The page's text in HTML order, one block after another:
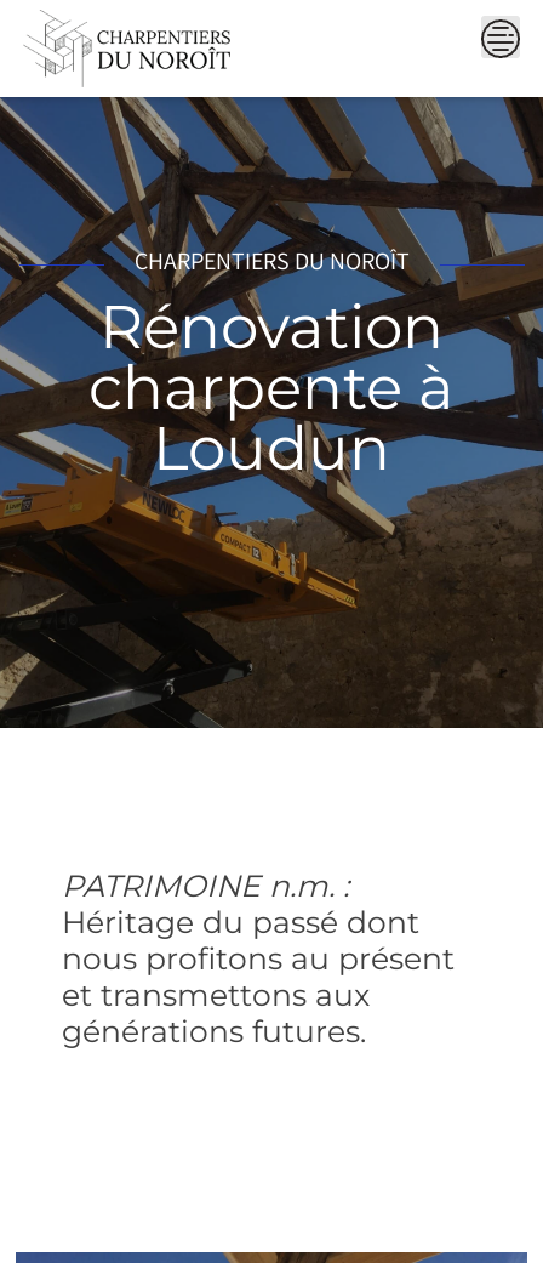
content
CHARPENTIERS DU NOROÎT
Rénovation
charpente à
Loudun
PATRIMOINE n.m. :
Héritage du passé dont
nous profitons au présent
et transmettons aux
générations futures.